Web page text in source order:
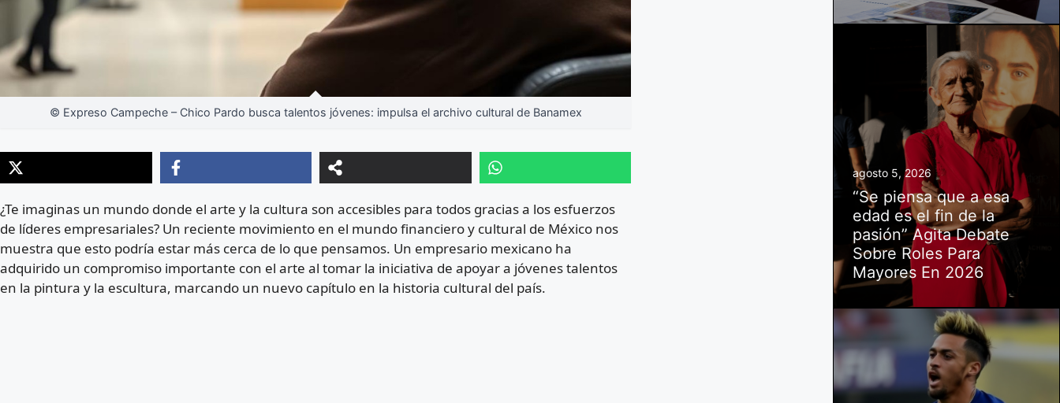
© Expreso Campeche – Chico Pardo busca talentos jóvenes: impulsa el archivo cultural de Banamex
¿Te imaginas un mundo donde el arte y la cultura son accesibles para todos gracias a los esfuerzos
de líderes empresariales? Un reciente movimiento en el mundo financiero y cultural de México nos
muestra que esto podría estar más cerca de lo que pensamos. Un empresario mexicano ha
adquirido un compromiso importante con el arte al tomar la iniciativa de apoyar a jóvenes talentos
en la pintura y la escultura, marcando un nuevo capítulo en la historia cultural del país.
agosto 5, 2026
“Se piensa que a esa
edad es el fin de la
pasión” Agita Debate
Sobre Roles Para
Mayores En 2026